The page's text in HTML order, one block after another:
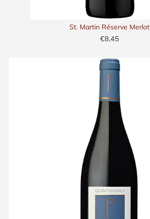
St. Martin Réserve Merlot
€8,45